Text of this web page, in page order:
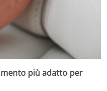
più adatto per